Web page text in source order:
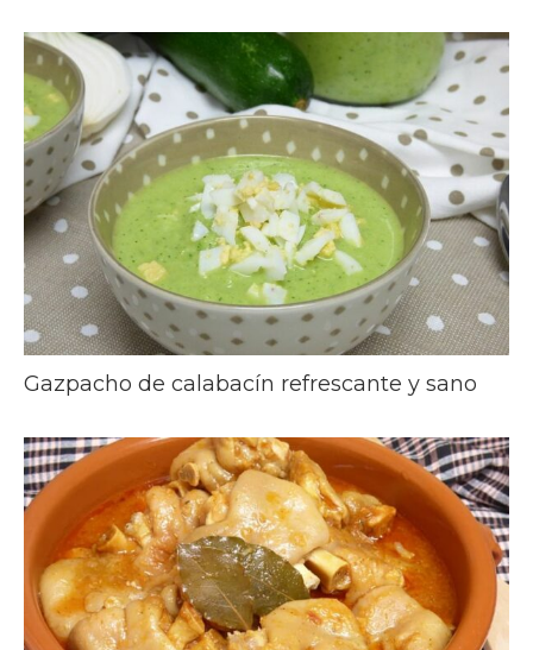
Gazpacho de calabacín refrescante y sano